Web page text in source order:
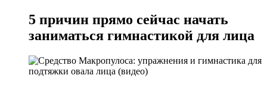
5 причин прямо сейчас начать
заниматься гимнастикой для лица